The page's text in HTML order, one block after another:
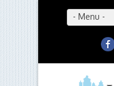
- Menu -